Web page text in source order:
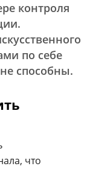
контроля
по себе
способны.
что